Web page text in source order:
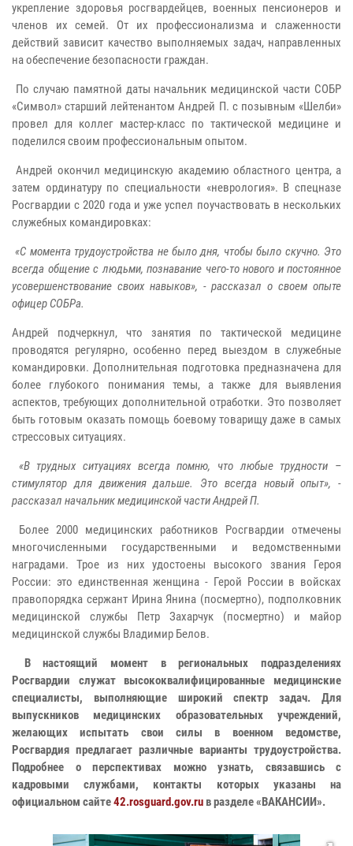
укрепление здоровья росгвардейцев, военных пенсионеров и
членов их семей. От их профессионализма и слаженности
действий зависит качество выполняемых задач, направленных
на обеспечение безопасности граждан.
По случаю памятной даты начальник медицинской части СОБР
«Символ» старший лейтенантом Андрей П. с позывным «Шелби»
провел для коллег мастер-класс по тактической медицине и
поделился своим профессиональным опытом.
Андрей окончил медицинскую академию областного центра, а
затем ординатуру по специальности «неврология». В спецназе
Росгвардии с 2020 года и уже успел поучаствовать в нескольких
служебных командировках:
«С момента трудоустройства не было дня, чтобы было скучно. Это
всегда общение с людьми, познавание чего-то нового и постоянное
усовершенствование своих навыков», - рассказал о своем опыте
офицер СОБРа.
Андрей подчеркнул, что занятия по тактической медицине
проводятся регулярно, особенно перед выездом в служебные
командировки. Дополнительная подготовка предназначена для
более глубокого понимания темы, а также для выявления
аспектов, требующих дополнительной отработки. Это позволяет
быть готовым оказать помощь боевому товарищу даже в самых
стрессовых ситуациях.
«В трудных ситуациях всегда помню, что любые трудности –
стимулятор для движения дальше. Это всегда новый опыт», -
рассказал начальник медицинской части Андрей П.
Более 2000 медицинских работников Росгвардии отмечены
многочисленными государственными и ведомственными
наградами. Трое из них удостоены высокого звания Героя
России: это единственная женщина - Герой России в войсках
правопорядка сержант Ирина Янина (посмертно), подполковник
медицинской службы Петр Захарчук (посмертно) и майор
медицинской службы Владимир Белов.
В настоящий момент в региональных подразделениях
Росгвардии служат высококвалифицированные медицинские
специалисты, выполняющие широкий спектр задач. Для
выпускников медицинских образовательных учреждений,
желающих испытать свои силы в военном ведомстве,
Росгвардия предлагает различные варианты трудоустройства.
Подробнее о перспективах можно узнать, связавшись с
кадровыми службами, контакты которых указаны на
официальном сайте42.rosguard.gov.ru в разделе «ВАКАНСИИ».